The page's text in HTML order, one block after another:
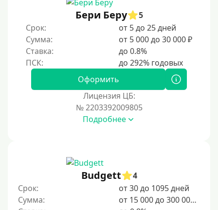
Бери Беру
5
Срок:
от 5 до 25 дней
Сумма:
от 5 000 до 30 000 ₽
Ставка:
до 0.8%
Оформить
Лицензия ЦБ:
№ 2203392009805
Подробнее
Budgett
4
Срок:
от 30 до 1095 дней
Сумма:
от 15 000 до 300 000 ₽